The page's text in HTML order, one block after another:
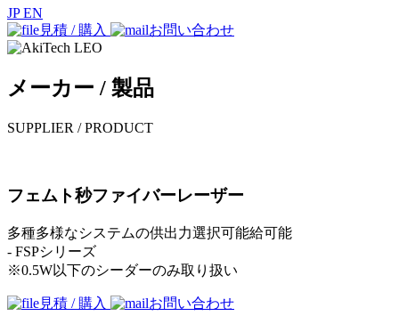
JPEN
見積 / 購入
お問い合わせ
メーカー / 製品
SUPPLIER / PRODUCT
フェムト秒ファイバーレーザー
多種多様なシステムの供出力選択可能給可能
- FSPシリーズ
※0.5W以下のシーダーのみ取り扱い
見積 / 購入 お問い合わせ